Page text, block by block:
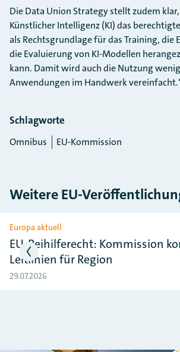
Die Data Union Strategy stellt zudem
Künstlicher Intelligenz (KI) das
als Rechtsgrundlage für das Training, die
die Evaluierung von KI-Modellen
kann. Damit wird auch die Nutzung
Anwendungen im Handwerk
Schlagworte
Omnibus EU-Kommission
Weitere EU-
Slider überspringen
Europa aktuell
EU-Beihilferecht: Kommission
Leitlinien für Region
29.07.2026